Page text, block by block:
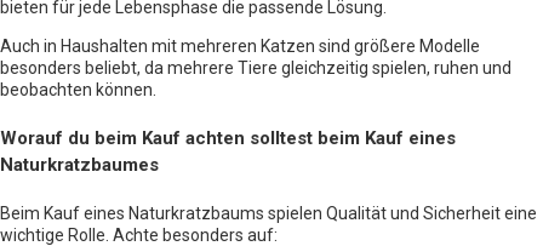
bieten für jede Lebensphase die passende Lösung.
Auch in Haushalten mit mehreren Katzen sind größere Modelle
besonders beliebt, da mehrere Tiere gleichzeitig spielen, ruhen und
beobachten können.
Worauf du beim Kauf achten solltest beim Kauf eines
Naturkratzbaumes
Beim Kauf eines Naturkratzbaums spielen Qualität und Sicherheit eine
wichtige Rolle. Achte besonders auf: